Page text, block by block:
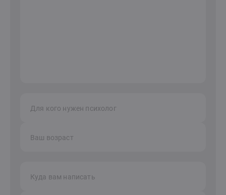
Для кого нужен психолог
Ваш возраст
Куда вам написать